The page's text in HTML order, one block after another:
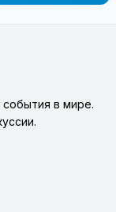
события в мире.